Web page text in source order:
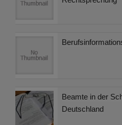
Beamte in der
Deutschland